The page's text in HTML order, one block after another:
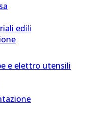
edili
e elettro utensili